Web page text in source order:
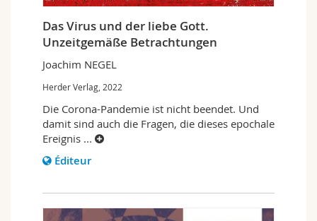
Das Virus und der liebe Gott.
Unzeitgemäße Betrachtungen
Joachim NEGEL
Herder Verlag, 2022
Die Corona-Pandemie ist nicht beendet. Und
damit sind auch die Fragen, die dieses epochale
Ereignis ...
Éditeur